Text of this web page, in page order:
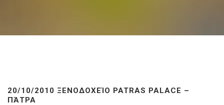
20/10/2010 ΞΕΝΟΔΟΧΕΊΟ PATRAS PALACE –
ΠΆΤΡΑ